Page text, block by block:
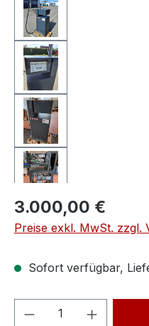
Regulärer Preis:
3.000,00 €
Preise exkl. MwSt. zzgl.
Sofort verfügbar,
Produkt Anzahl: